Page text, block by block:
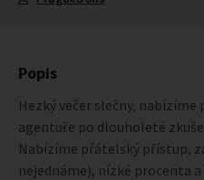
Popis
Hezký večer slečny, nabízíme
agentuře po dlouholeté
Nabízíme přátelský přístup,
nejednáme), nízké procenta